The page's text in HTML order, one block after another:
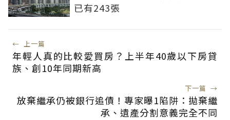
已有243張
← 上一篇
年輕人真的比較愛買房？上半年40歲以下房貸
族、創10年同期新高
下一篇 →
放棄繼承仍被銀行追債！專家曝1陷阱：拋棄繼
承、遺產分割意義完全不同